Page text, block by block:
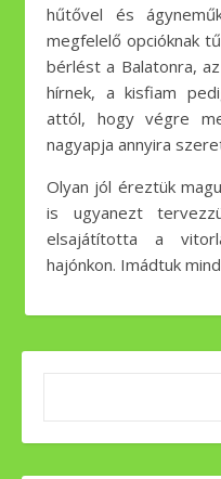
hűtővel és
megfelelő opcióknak
bérlést a Balatonra,
hírnek, a kisfiam
attól, hogy végre
nagyapja annyira
Olyan jól éreztük
is ugyanezt
elsajátította a
hajónkon. Imádtuk